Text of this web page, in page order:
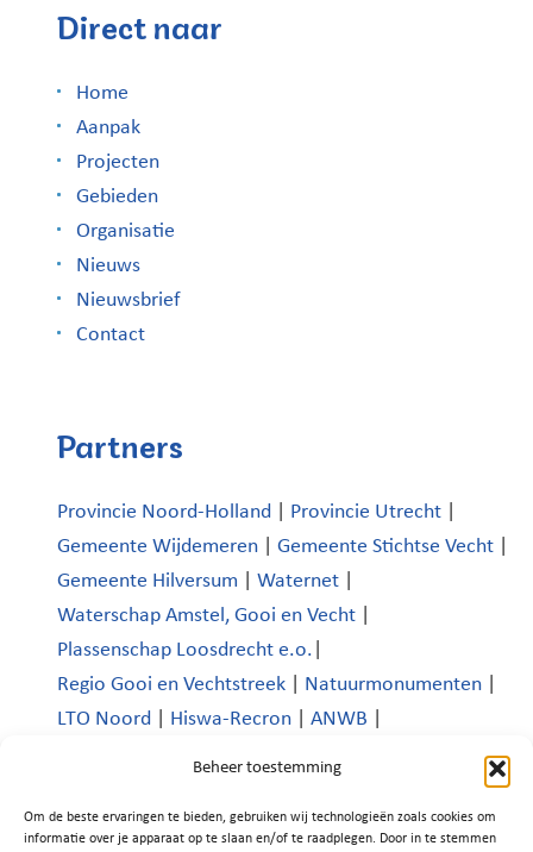
Beheer toestemming
Om de beste ervaringen te bieden, gebruiken wij technologieën zoals cookies om
informatie over je apparaat op te slaan en/of te raadplegen. Door in te stemmen
Direct naar
Home
Aanpak
Projecten
Gebieden
Organisatie
Nieuws
Nieuwsbrief
Contact
Partners
Provincie Noord-Holland Provincie Utrecht
Gemeente Wijdemeren
Gemeente Stichtse Vecht
Gemeente Hilversum
Waternet
Waterschap Amstel, Gooi en Vecht
Plassenschap Loosdrecht e.o.
Regio Gooi en Vechtstreek
Natuurmonumenten
LTO Noord
Hiswa-Recron ANWB
Platform Recreatie en Toerisme Wijdemeren|